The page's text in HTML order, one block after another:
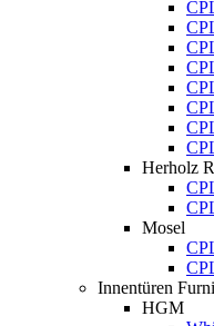
Herholz
Mosel
Innentüren
HGM